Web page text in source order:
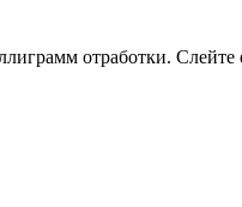
отработки. Слейте